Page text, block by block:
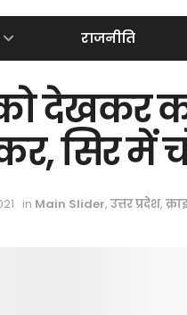
राजनीति
देखकर
सिर में
in Main Slider, उत्तर प्रदेश,